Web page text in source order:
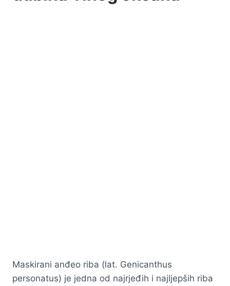
Maskirani anđeo riba (lat. Genicanthus
personatus) je jedna od najrjeđih i najljepših riba